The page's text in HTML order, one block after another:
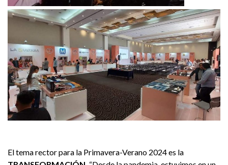
El tema rector para la Primavera-Verano 2024 es la